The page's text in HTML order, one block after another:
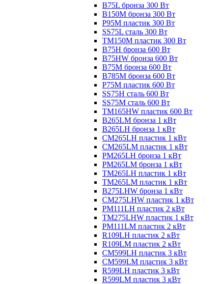
B75L бронза 300 Вт
B150M бронза 300 Вт
P95M пластик 300 Вт
SS75L сталь 300 Вт
TM150M пластик 300 Вт
B75H бронза 600 Вт
B75HW бронза 600 Вт
B75M бронза 600 Вт
B785M бронза 600 Вт
P75M пластик 600 Вт
SS75H сталь 600 Вт
SS75M сталь 600 Вт
TM165HW пластик 600 Вт
B265LM бронза 1 кВт
B265LH бронза 1 кВт
CM265LH пластик 1 кВт
CM265LM пластик 1 кВт
PM265LH бронза 1 кВт
PM265LM бронза 1 кВт
TM265LH пластик 1 кВт
TM265LM пластик 1 кВт
B275LHW бронза 1 кВт
CM275LHW пластик 1 кВт
PM111LH пластик 2 кВт
TM275LHW пластик 1 кВт
PM111LM пластик 2 кВт
R109LH пластик 2 кВт
R109LM пластик 2 кВт
CM599LH пластик 3 кВт
CM599LM пластик 3 кВт
R599LH пластик 3 кВт
R599LM пластик 3 кВт